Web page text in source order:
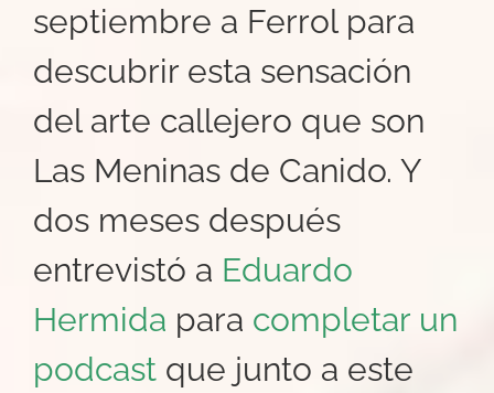
septiembre a Ferrol para
descubrir esta sensación
del arte callejero que son
Las Meninas de Canido. Y
dos meses después
entrevistó a Eduardo
Hermida para completar un
podcast que junto a este